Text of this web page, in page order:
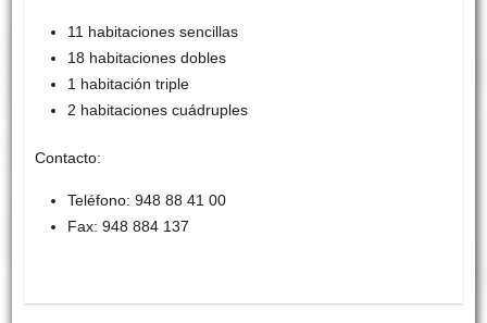
11 habitaciones sencillas
18 habitaciones dobles
1 habitación triple
2 habitaciones cuádruples
Contacto:
Teléfono: 948 88 41 00
Fax: 948 884 137